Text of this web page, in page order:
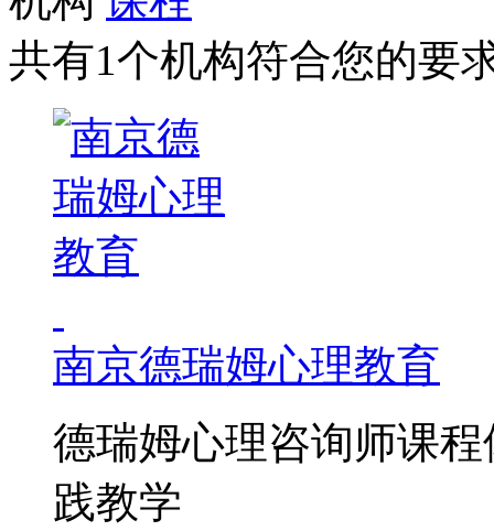
共有1个机构符合您的要
南京德瑞姆心理教育
德瑞姆心理咨询师课
践教学